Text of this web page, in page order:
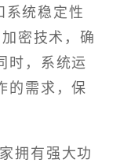
系统稳定性
密技术，确
时，系统运
的需求，保
拥有强大功